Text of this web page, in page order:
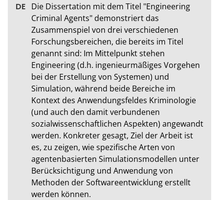
Die Dissertation mit dem Titel "Engineering
Criminal Agents" demonstriert das
Zusammenspiel von drei verschiedenen
Forschungsbereichen, die bereits im Titel
genannt sind: Im Mittelpunkt stehen
Engineering (d.h. ingenieurmäßiges Vorgehen
bei der Erstellung von Systemen) und
Simulation, während beide Bereiche im
Kontext des Anwendungsfeldes Kriminologie
(und auch den damit verbundenen
sozialwissenschaftlichen Aspekten) angewandt
werden. Konkreter gesagt, Ziel der Arbeit ist
es, zu zeigen, wie spezifische Arten von
agentenbasierten Simulationsmodellen unter
Berücksichtigung und Anwendung von
Methoden der Softwareentwicklung erstellt
werden können.